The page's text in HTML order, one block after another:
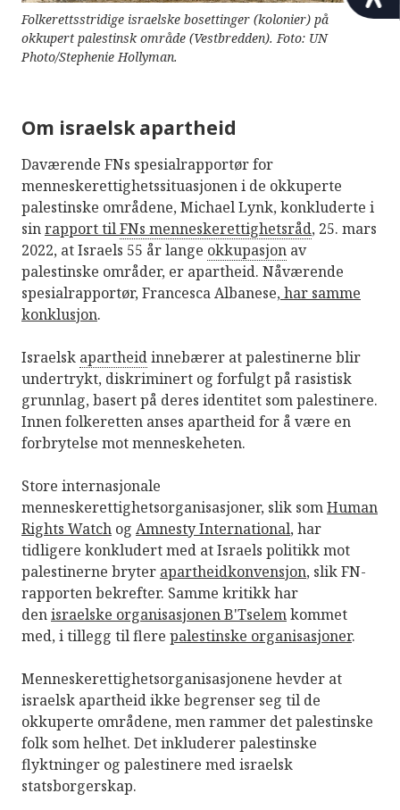
l
h
e
Folkerettsstridige israelske bosettinger (kolonier) på
okkupert palestinsk område (Vestbredden). Foto: UN
Photo/Stephenie Hollyman.
Om israelsk apartheid
Daværende FNs spesialrapportør for
menneskerettighetssituasjonen i de okkuperte
palestinske områdene, Michael Lynk, konkluderte i
sinrapport tilFNs menneskerettighetsråd, 25. mars
2022, at Israels 55 år lange okkupasjon av
palestinske områder, er apartheid. Nåværende
spesialrapportør, Francesca Albanese,har samme
konklusjon.
Israelsk apartheidinnebærer at palestinerne blir
undertrykt, diskriminert og forfulgt på rasistisk
grunnlag, basert på deres identitet som palestinere.
Innen folkeretten anses apartheid for å være en
forbrytelse mot menneskeheten.
Store internasjonale
menneskerettighetsorganisasjoner, slik somHuman
Rights Watch og Amnesty International, har
tidligere konkludert med at Israels politikk mot
palestinerne bryter apartheidkonvensjon, slik FN-
rapporten bekrefter. Samme kritikk har
denisraelske organisasjonen B'Tselemkommet
med, i tillegg til flere palestinske organisasjoner.
Menneskerettighetsorganisasjonene hevder at
israelsk apartheid ikke begrenser seg til de
okkuperte områdene, men rammer det palestinske
folk som helhet. Det inkluderer palestinske
flyktninger og palestinere med israelsk
statsborgerskap.